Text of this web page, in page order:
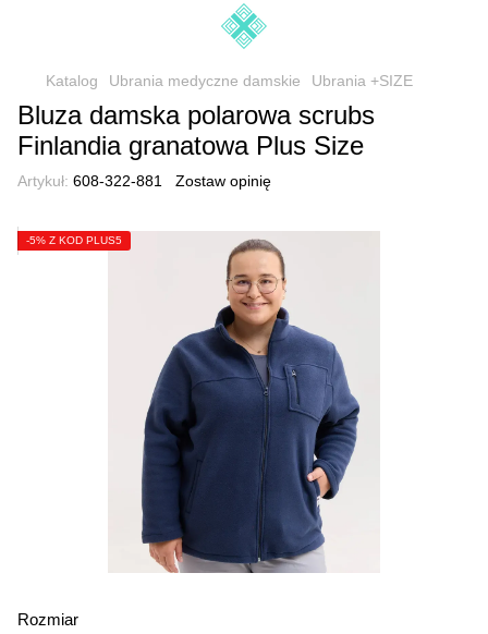
Katalog Ubrania medyczne damskie Ubrania +SIZE
Bluza damska polarowa scrubs
Finlandia granatowa Plus Size
Artykuł: 608-322-881 Zostaw opinię
-5% Z KOD PLUS5
Rozmiar